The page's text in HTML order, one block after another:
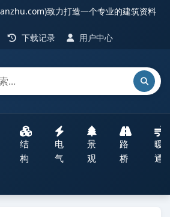
致力打造一个专业的建筑资料
下载记录 用户中心
结
构
电
气
景
观
路
桥
暖
通